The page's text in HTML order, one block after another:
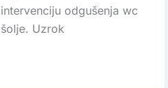
intervenciju odgušenja wc
šolje. Uzrok